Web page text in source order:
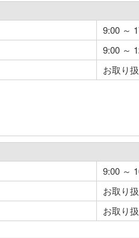
9:00 ～
9:00 ～
お取り
9:00 ～
お取り
お取り